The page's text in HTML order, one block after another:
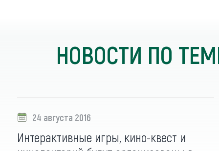
НОВОСТИ ПО
24 августа 2016
Интерактивные игры, кино-квест и